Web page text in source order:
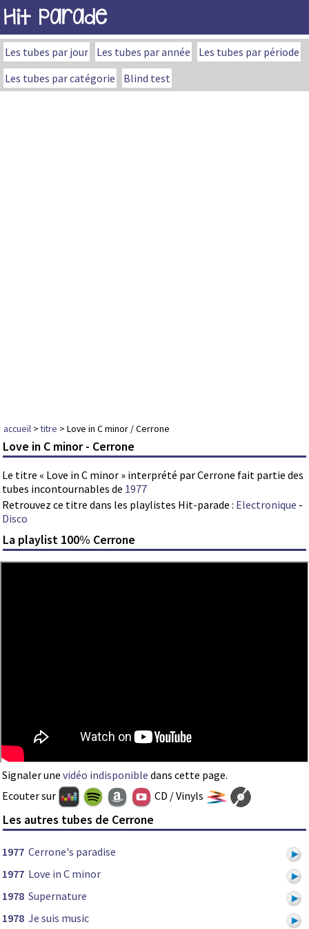
Hit Parade
Les tubes par jour Les tubes par année
Les tubes par période
Les tubes par catégorie
Blind test
accueil >titre > Love in C minor / Cerrone
Love in C minor - Cerrone
Le titre « Love in C minor » interprété par Cerrone fait partie des
tubes incontournables de 1977
Retrouvez ce titre dans les playlistes Hit-parade : Electronique -
Disco
La playlist 100% Cerrone
Signaler une vidéo indisponible dans cette page.
Ecouter sur
CD / Vinyls
Les autres tubes de Cerrone
1977 Cerrone's paradise
1977 Love in C minor
1978 Supernature
1978 Je suis music